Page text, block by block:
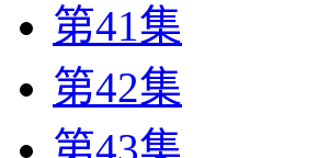
第41集
第42集
第43集